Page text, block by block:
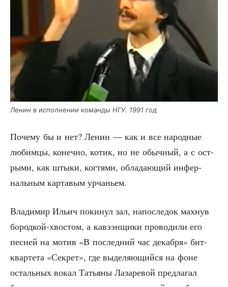
Ленин в испол­не­нии коман­ды НГУ. 1991 год
Поче­му бы и нет? Ленин — как и все народ­ные
любим­цы, конеч­но, котик, но не обыч­ный, а с ост­
ры­ми, как шты­ки, ког­тя­ми, обла­да­ю­щий инфер­
наль­ным кар­та­вым урчаньем.
Вла­ди­мир Ильич поки­нул зал, напо­сле­док мах­нув
бород­кой-хво­стом, а кавэ­эн­щи­ки про­во­ди­ли его
пес­ней на мотив «В послед­ний час декаб­ря» бит-
квар­те­та «Сек­рет», где выде­ля­ю­щий­ся на фоне
осталь­ных вокал Татья­ны Лаза­ре­вой пред­ла­гал